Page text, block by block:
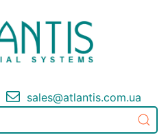
sales@atlantis.com.ua